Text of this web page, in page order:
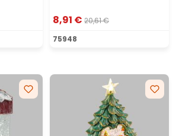
5 sur 5 étoiles
8,91 € 20,61 €
75948